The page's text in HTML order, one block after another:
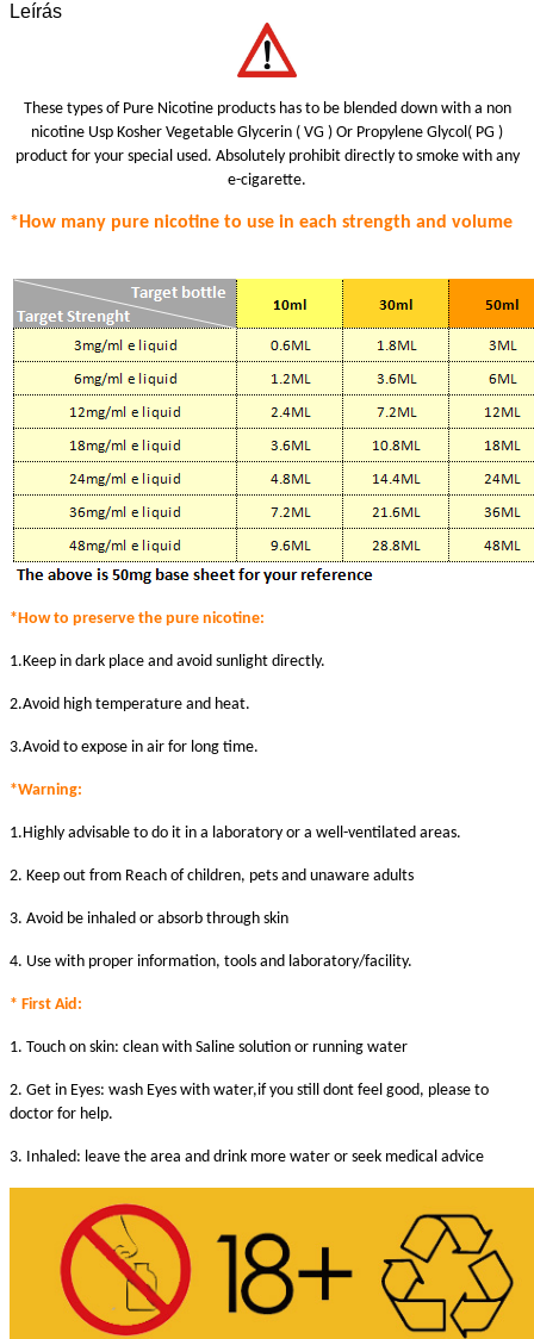
Leírás
These types of Pure Nicotine products has to be blended down with a non
nicotine Usp Kosher Vegetable Glycerin ( VG ) Or Propylene Glycol( PG )
product for your special used. Absolutely prohibit directly to smoke with any
e-cigarette.
*How many pure nicotine to use in each strength and volume
*How to preserve the pure nicotine:
1.Keep in dark place and avoid sunlight directly.
2.Avoid high temperature and heat.
3.Avoid to expose in air for long time.
*Warning:
1.Highly advisable to do it in a laboratory or a well-ventilated areas.
2. Keep out from Reach of children, pets and unaware adults
3. Avoid be inhaled or absorb through skin
4. Use with proper information, tools and laboratory/facility.
* First Aid:
1. Touch on skin: clean with Saline solution or running water
2. Get in Eyes: wash Eyes with water,if you still dont feel good, please to
doctor for help.
3. Inhaled: leave the area and drink more water or seek medical advice